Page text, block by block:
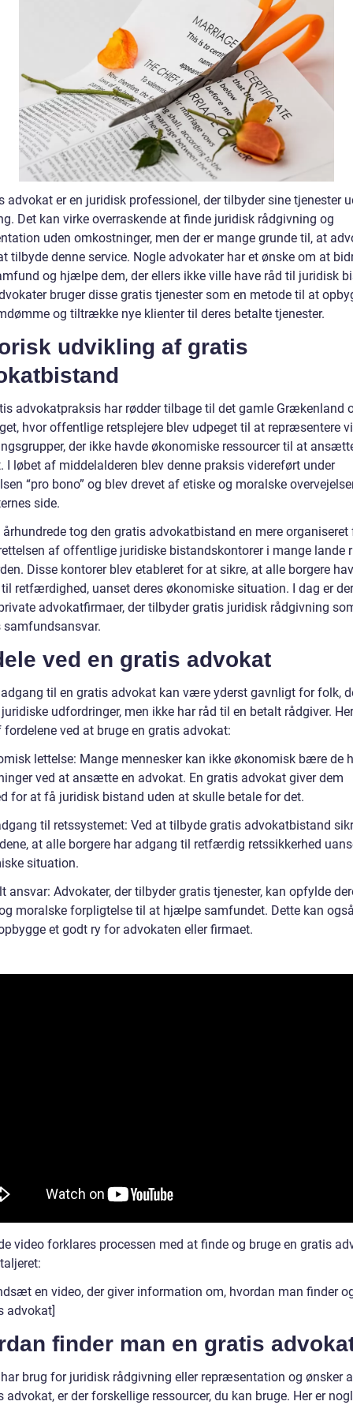
advokat er en juridisk professionel, der tilbyder sine tjenester
Det kan virke overraskende at finde juridisk rådgivning og
uden omkostninger, men der er mange grunde til, at
tilbyde denne service. Nogle advokater har et ønske om at
og hjælpe dem, der ellers ikke ville have råd til juridisk
bruger disse gratis tjenester som en metode til at
og tiltrække nye klienter til deres betalte tjenester.
udvikling af gratis
advokatpraksis har rødder tilbage til det gamle Grækenland
hvor offentlige retsplejere blev udpeget til at repræsentere
der ikke havde økonomiske ressourcer til at
I løbet af middelalderen blev denne praksis videreført under
“pro bono” og blev drevet af etiske og moralske
side.
århundrede tog den gratis advokatbistand en mere organiseret
af offentlige juridiske bistandskontorer i mange lande
Disse kontorer blev etableret for at sikre, at alle borgere
retfærdighed, uanset deres økonomiske situation. I dag er
advokatfirmaer, der tilbyder gratis juridisk rådgivning
samfundsansvar.
ved en gratis advokat
til en gratis advokat kan være yderst gavnligt for folk,
udfordringer, men ikke har råd til en betalt rådgiver.
fordelene ved at bruge en gratis advokat:
lettelse: Mange mennesker kan ikke økonomisk bære de
ved at ansætte en advokat. En gratis advokat giver dem
for at få juridisk bistand uden at skulle betale for det.
til retssystemet: Ved at tilbyde gratis advokatbistand
at alle borgere har adgang til retfærdig retssikkerhed
situation.
ansvar: Advokater, der tilbyder gratis tjenester, kan opfylde
moralske forpligtelse til at hjælpe samfundet. Dette kan
et godt ry for advokaten eller firmaet.
video forklares processen med at finde og bruge en gratis
en video, der giver information om, hvordan man finder
advokat]
finder man en gratis
brug for juridisk rådgivning eller repræsentation og ønsker
advokat, er der forskellige ressourcer, du kan bruge. Her er